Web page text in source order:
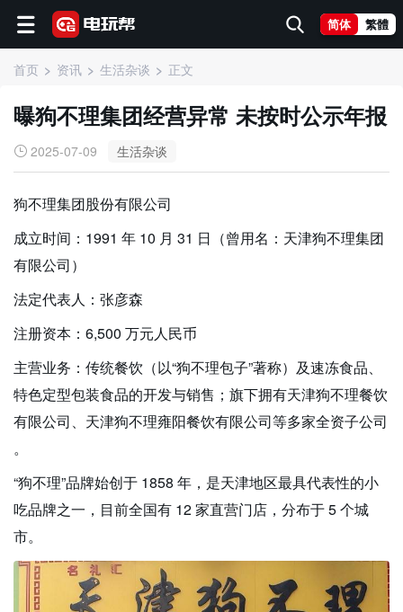
简体 繁體
首页 资讯 生活杂谈 正文
曝狗不理集团经营异常 未按时公示年报
2025-07-09 生活杂谈
狗不理集团股份有限公司
成立时间：1991 年 10 月 31 日（曾用名：天津狗不理集团
有限公司）
法定代表人：张彦森
注册资本：6,500 万元人民币
主营业务：传统餐饮（以“狗不理包子”著称）及速冻食品、
特色定型包装食品的开发与销售；旗下拥有天津狗不理餐饮
有限公司、天津狗不理雍阳餐饮有限公司等多家全资子公司
。
“狗不理”品牌始创于 1858 年，是天津地区最具代表性的小
吃品牌之一，目前全国有 12 家直营门店，分布于 5 个城
市。